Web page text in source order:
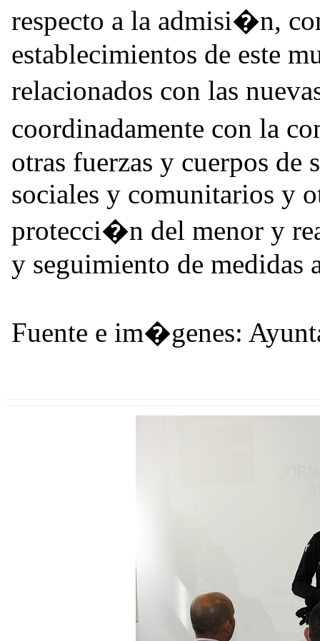
respecto a la admisi�n,
establecimientos de este
relacionados con las
coordinadamente con la
otras fuerzas y cuerpos de
sociales y comunitarios y
protecci�n del menor y
y seguimiento de medidas
Fuente e im�genes: